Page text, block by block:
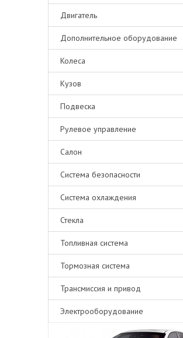
Двигатель
Дополнительное оборудование
Колеса
Кузов
Подвеска
Рулевое управление
Салон
Система безопасности
Система охлаждения
Стекла
Топливная система
Тормозная система
Трансмиссия и привод
Электрооборудование